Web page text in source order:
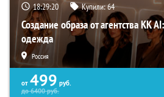
18:29:19 Купили:64
Создание образа от агентства KK
одежда
Россия
от 499 руб.
до6400руб.